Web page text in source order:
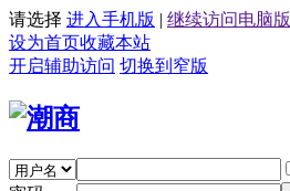
请选择 进入手机版 | 继续访问电脑版
设为首页收藏本站
开启辅助访问 切换到窄版